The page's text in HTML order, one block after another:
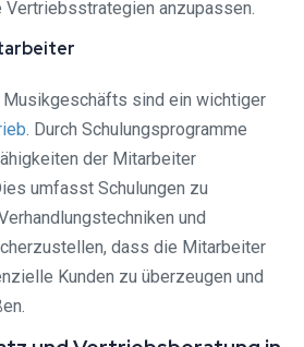
anzupassen.
sind ein wichtiger
. Durch Schulungsprogramme
der Mitarbeiter
umfasst Schulungen zu
und
dass die Mitarbeiter
Kunden zu überzeugen und